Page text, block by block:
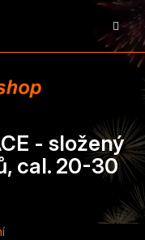
KOŠÍK
- složený
cal. 20-30